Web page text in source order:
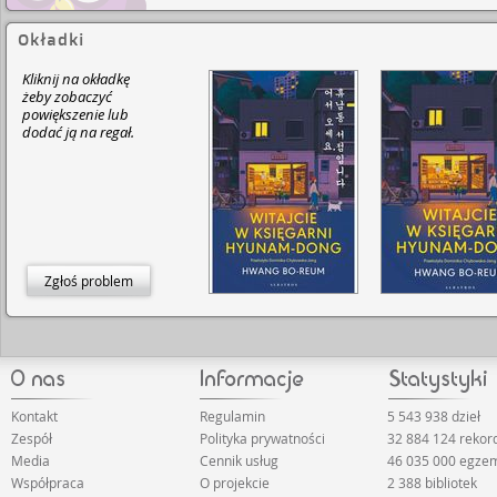
Okładki
Kliknij na okładkę
żeby zobaczyć
powiększenie lub
dodać ją na regał.
Zgłoś problem
Kontakt
Zespół
Media
Współpraca
Regulamin
Polityka prywatności
Cennik usług
O projekcie
5 543 938 dzieł
32 884 124
46 035 000
2 388 bibliotek